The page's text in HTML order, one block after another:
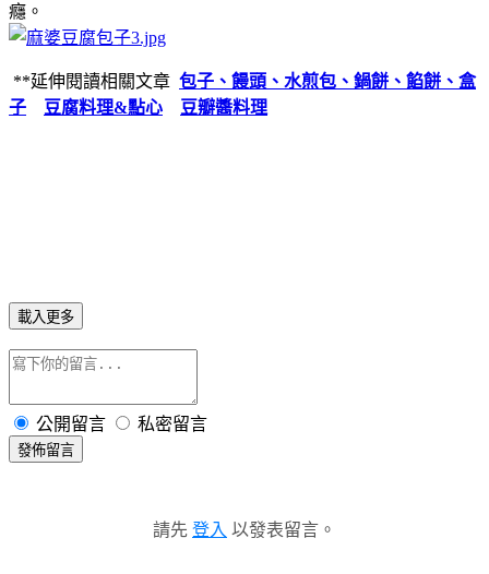
癮。
**延伸閱讀相關文章 包子、饅頭、水煎包、鍋餅、餡餅、盒
子
豆腐料理&點心 豆瓣醬料理
載入更多
公開留言 私密留言
發佈留言
請先 登入 以發表留言。